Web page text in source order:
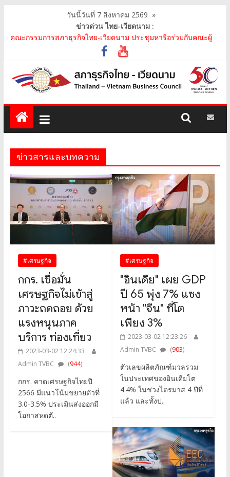
วันนี้วันที่ 7 สิงหาคม 2569 »
ข่าวด่วน ไทย-เวียดนาม :
คณะกรรมการสภาธุรกิจไทย-เวียดนาม เข้าร่วมประชุมหารือคณะรัฐ
เวียดนาม The Central Steering Committee on ..
คณะกรรมการสภาธุรกิจไทย-เวียดนาม ประชุมหารือร่วมกับคณะผู้
แทนภาครัฐเวียดนาม จากคณะกรรมการประชาชน กรุงฮ..
คณะกรรมการสภาธุรกิจไทย-เวียดนาม เข้าร่วมงานวันคล้ายวัน
สถาปนา บริษัท ห้องปฏิบัติการกลาง (ประเทศไทย) จ..
สภาธุรกิจไทย-เวียดนาม เข้าร่วมงานสัมมนา "Investment and
Trade Promotion of Thanh Hoa Province for Th..
คณะกรรมการสภาธุรกิจไทย-เวียดนามร่วมคณะนายกรัฐมนตรีเยือน
ข่าวสารและบทความ
#เศรษฐกิจ
กกร. เชื่อมั่น
เศรษฐกิจไม่เข้าสู่
ภาวะถดถอย ด้วย
แรงหนุนภาค
บริการ ท่องเที่ยว
2023-03-02 12:24:33
Admin TVBC
(944)
กกร. คาดเศรษฐกิจไทยปี
2566 มีแนวโน้มขยายตัวที่
3.0-3.5% ประเมินส่งออกมี
โอกาสหดตั..
#เศรษฐกิจ
"อินเดีย" เผย GDP
ปี 65 พุ่ง 7% แซง
หน้า "จีน" ที่โต
เพียง 3%
2023-03-02 12:23:26
Admin TVBC
(903)
ตัวเลขผลิตภัณฑ์มวลรวม
ในประเทศของอินเดียโต
4.4% ในช่วงไตรมาส 4 ปีที่
แล้ว และทั้งป..